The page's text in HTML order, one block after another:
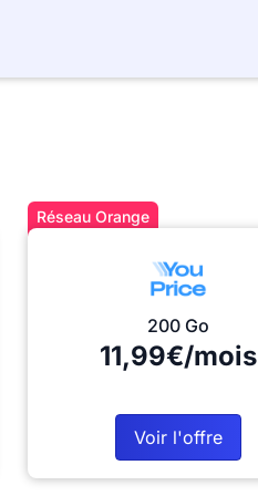
Réseau Orange
200 Go
11,99€/mois
Voir l'offre